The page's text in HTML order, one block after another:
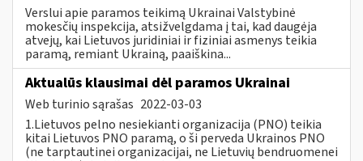
Verslui apie paramos teikimą Ukrainai Valstybinė
mokesčių inspekcija, atsižvelgdama į tai, kad daugėja
atvejų, kai Lietuvos juridiniai ir fiziniai asmenys teikia
paramą, remiant Ukrainą, paaiškina...
Aktualūs klausimai dėl paramos Ukrainai
Web turinio sąrašas 2022-03-03
1.Lietuvos pelno nesiekianti organizacija (PNO) teikia
kitai Lietuvos PNO paramą, o ši perveda Ukrainos PNO
(ne tarptautinei organizacijai, ne Lietuvių bendruomenei